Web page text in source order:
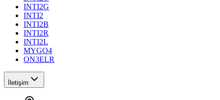
INTI2G
INTI2
INTI2B
INTI2R
INTI2L
MYGO4
ON3ELR
İletişim